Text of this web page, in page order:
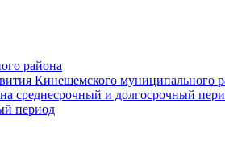
района
Кинешемского муниципального
среднесрочный и долгосрочный
период